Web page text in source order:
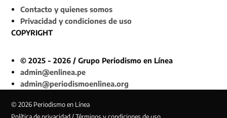
Contacto y quienes somos
Privacidad y condiciones de uso
COPYRIGHT
© 2025 - 2026 / Grupo Periodismo en Línea
admin@enlinea.pe
admin@periodismoenlinea.org
© 2026 Periodismo en Línea